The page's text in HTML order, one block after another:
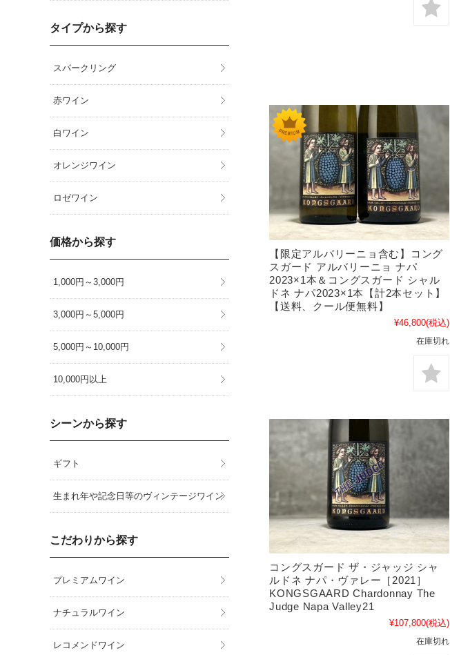
【限定アルバリーニョ含む】コング
スガード アルバリーニョ ナパ
2023×1本＆コングスガード シャル
ドネ ナパ2023×1本【計2本セット】
【送料、クール便無料】
¥46,800(税込)
在庫切れ
コングスガード ザ・ジャッジ シャ
ルドネ ナパ・ヴァレー［2021］
KONGSGAARD Chardonnay The
Judge Napa Valley21
¥107,800(税込)
在庫切れ
タイプから探す
スパークリング
赤ワイン
白ワイン
オレンジワイン
ロゼワイン
価格から探す
1,000円～3,000円
3,000円～5,000円
5,000円～10,000円
10,000円以上
シーンから探す
ギフト
生まれ年や記念日等のヴィンテージワイン
こだわりから探す
プレミアムワイン
ナチュラルワイン
レコメンドワイン